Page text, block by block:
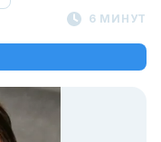
6 МИНУТ